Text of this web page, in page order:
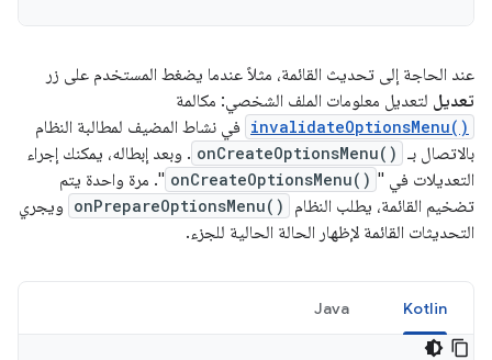
عند الحاجة إلى تحديث القائمة، مثلاً عندما يضغط المستخدم على زر
تعديل لتعديل معلومات الملف الشخصي: مكالمة
invalidateOptionsMenu() في نشاط المضيف لمطالبة النظام
بالاتصال بـ onCreateOptionsMenu() . وبعد إبطاله، يمكنك إجراء
التعديلات في " onCreateOptionsMenu() ". مرة واحدة يتم
تضخيم القائمة، يطلب النظام
onPrepareOptionsMenu() ويجري
التحديثات القائمة لإظهار الحالة الحالية للجزء.
Kotlin
Java